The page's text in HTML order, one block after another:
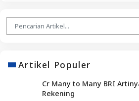
Artikel Populer
Cr Many to Many BRI
Rekening